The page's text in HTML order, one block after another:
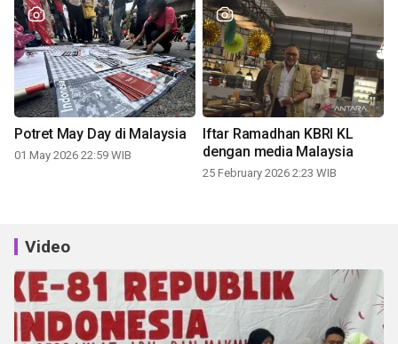
Potret May Day di Malaysia
01 May 2026 22:59 WIB
Iftar Ramadhan KBRI KL
dengan media Malaysia
25 February 2026 2:23 WIB
Video